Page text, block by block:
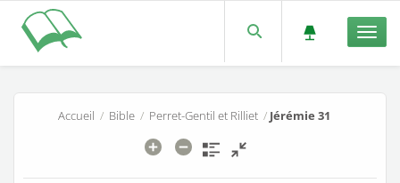
Accueil / Bible/ Perret-Gentil et Rilliet/ Jérémie 31